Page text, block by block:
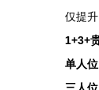
仅提
1+3+
单人位